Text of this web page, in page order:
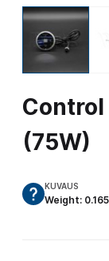
Control
(75W)
KUVAUS
Weight: